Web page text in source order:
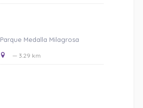
Parque Medalla Milagrosa
— 3.29 km